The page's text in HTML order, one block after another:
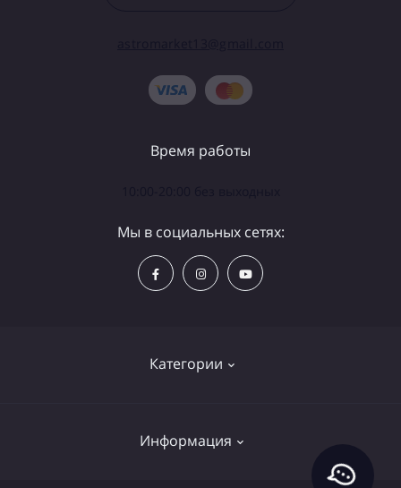
Категории
Информация
Время работы
Мы в социальных сетях: